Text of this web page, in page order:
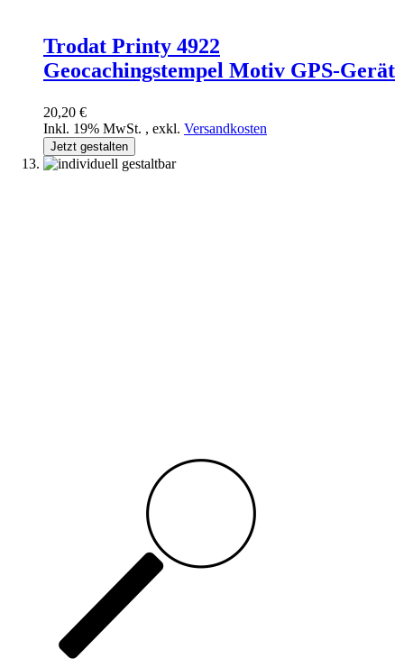
Trodat Printy 4922
Geocachingstempel Motiv GPS-Gerät
20,20 €
Inkl. 19% MwSt. , exkl. Versandkosten
Jetzt gestalten